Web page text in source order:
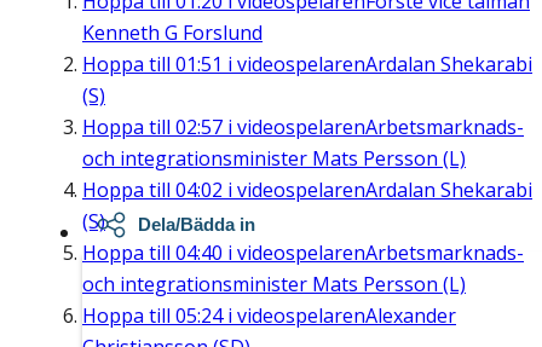
Kenneth G Forslund
Hoppa till 01:51 i videospelarenArdalan Shekarabi
(S)
Hoppa till 02:57 i videospelarenArbetsmarknads-
och integrationsminister Mats Persson (L)
Hoppa till 04:02 i videospelarenArdalan Shekarabi
(S)
Hoppa till 04:40 i videospelarenArbetsmarknads-
och integrationsminister Mats Persson (L)
Hoppa till 05:24i videospelarenAlexander
Dela/Bädda in